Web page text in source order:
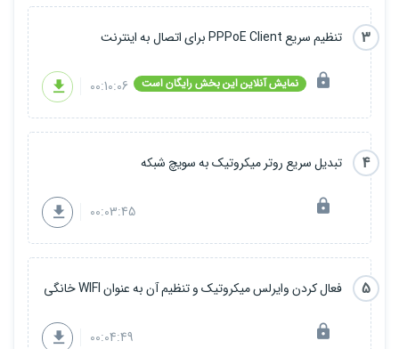
3 تنظیم سریع PPPoE Client برای اتصال به اینترنت
نمایش آنلاین این بخش رایگان است 00:10:06
4 تبدیل سریع روتر میکروتیک به سویچ شبکه
00:03:45
5 فعال کردن وایرلس میکروتیک و تنظیم آن به عنوان WIFI خانگی
00:04:49